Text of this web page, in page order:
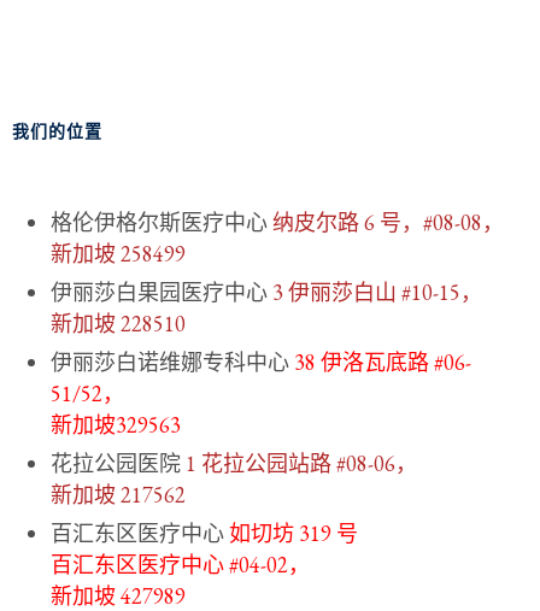
我们的位置
格伦伊格尔斯医疗中心纳皮尔路 6 号，#08-08，
新加坡 258499
伊丽莎白果园医疗中心 3 伊丽莎白山 #10-15，
新加坡 228510
伊丽莎白诺维娜专科中心 38 伊洛瓦底路 #06-
51/52，
新加坡329563
花拉公园医院 1 花拉公园站路 #08-06，
新加坡 217562
百汇东区医疗中心如切坊 319 号
百汇东区医疗中心 #04-02，
新加坡 427989